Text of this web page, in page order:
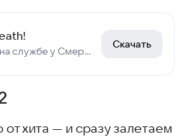
Ты - Жнец на службе у Смерти. Распределяй клиентов в Рай, Ад и Чистилище.
Скачать
хита — и сразу залетаем